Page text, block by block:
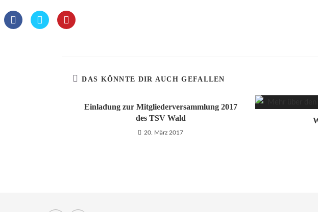
DAS KÖNNTE DIR AUCH GEFALLEN
Einladung zur Mitgliederversammlung 2017
des TSV Wald
20. März 2017